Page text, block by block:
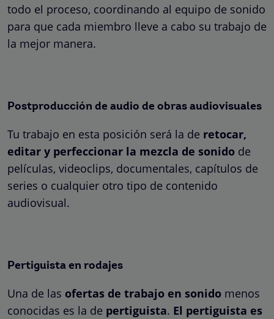
todo el proceso, coordinando al equipo de sonido
para que cada miembro lleve a cabo su trabajo de
la mejor manera.
Postproducción de audio de obras audiovisuales
Tu trabajo en esta posición será la de retocar,
editar y perfeccionar la mezcla de sonido de
películas, videoclips, documentales, capítulos de
series o cualquier otro tipo de contenido
audiovisual.
Pertiguista en rodajes
Una de las ofertas de trabajo en sonido menos
conocidas es la de pertiguista. El pertiguista es